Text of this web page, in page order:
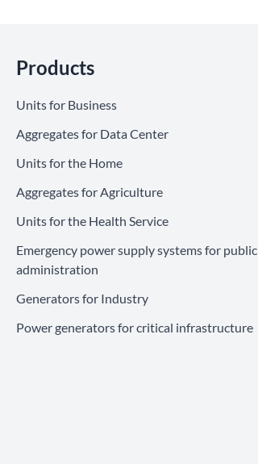
Products
Units for Business
Aggregates for Data Center
Units for the Home
Aggregates for Agriculture
Units for the Health Service
Emergency power supply systems for public
administration
Generators for Industry
Power generators for critical infrastructure